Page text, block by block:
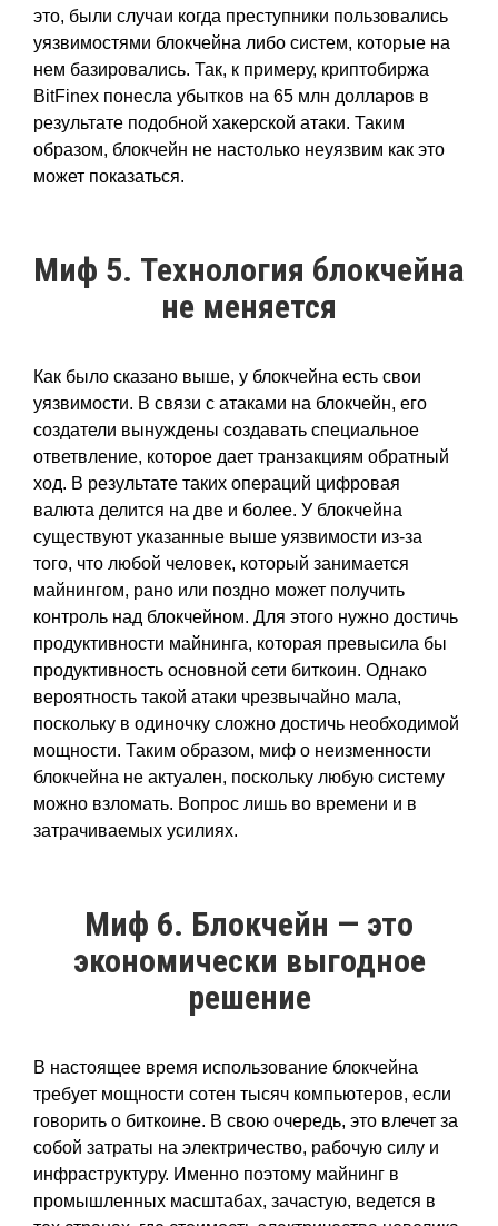
это, были случаи когда преступники пользовались
уязвимостями блокчейна либо систем, которые на
нем базировались. Так, к примеру, криптобиржа
BitFinex понесла убытков на 65 млн долларов в
результате подобной хакерской атаки. Таким
образом, блокчейн не настолько неуязвим как это
может показаться.
Миф 5. Технология блокчейна
не меняется
Как было сказано выше, у блокчейна есть свои
уязвимости. В связи с атаками на блокчейн, его
создатели вынуждены создавать специальное
ответвление, которое дает транзакциям обратный
ход. В результате таких операций цифровая
валюта делится на две и более. У блокчейна
существуют указанные выше уязвимости из-за
того, что любой человек, который занимается
майнингом, рано или поздно может получить
контроль над блокчейном. Для этого нужно достичь
продуктивности майнинга, которая превысила бы
продуктивность основной сети биткоин. Однако
вероятность такой атаки чрезвычайно мала,
поскольку в одиночку сложно достичь необходимой
мощности. Таким образом, миф о неизменности
блокчейна не актуален, поскольку любую систему
можно взломать. Вопрос лишь во времени и в
затрачиваемых усилиях.
Миф 6. Блокчейн — это
экономически выгодное
решение
В настоящее время использование блокчейна
требует мощности сотен тысяч компьютеров, если
говорить о биткоине. В свою очередь, это влечет за
собой затраты на электричество, рабочую силу и
инфраструктуру. Именно поэтому майнинг в
промышленных масштабах, зачастую, ведется в